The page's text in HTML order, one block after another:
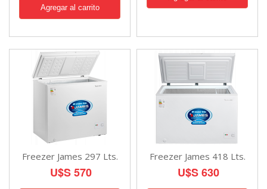
Freezer James 297 Lts.
U$S 570
Freezer James 418 Lts.
U$S 630